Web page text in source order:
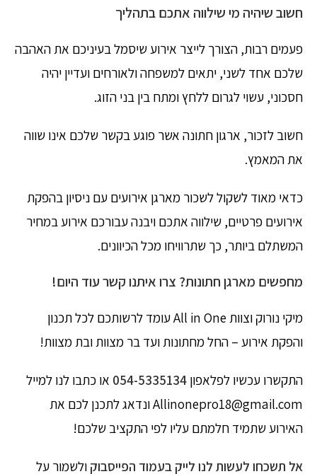
חשוב שיהיה מי שילווה אתכם בתהליך
פעמים רבות, הצורך לייצר אירוע שיסמל בעיניכם את האהבה
שלכם אחד לשני, יתאים למשפחה ולאורחים ועדיין יהיה
חסכוני, עשוי לגרום ללחץ ומתח בין בני הזוג.
חשוב לזכור, ארגון חתונה אשר פוגע בקשר שלכם אינו שווה
את המאמץ.
כדאי מאוד לשקול לשכור מארגן אירועים עם ניסיון בהפקת
אירועים פרטיים, שילווה אתכם ויבנה עבורכם אירוע במחיר
המשתלם ביותר, כך שתרוויחו מכל הכיוונים.
מחפשים מארגן חתונות? צרו איתנו קשר עוד היום!
מיקי נורוק וצוות All in One עומד לרשותכם לכל תכנון
והפקת אירוע – החל מחתונות ועד בר מצוות ובת מצוות!
התקשרו עכשיו לפלאפון 054-5335134 או כתבו לנו למייל
Allinonepro18@gmail.com ונדאג לתכנן לכם את
האירוע שתמיד חלמתם עליו לפי התקציב שלכם!
אל תשכחו לעשות לנו לייק בעמוד הפייסבוק ולשמור על